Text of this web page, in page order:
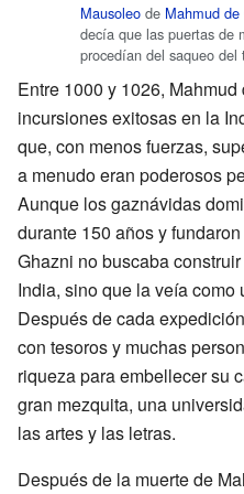
Mausoleo de Mahmud de
decía que las puertas de
procedían del saqueo
Entre 1000 y 1026,
incursiones exitosas en la
que, con menos fuerzas,
a menudo eran poderosos
Aunque los gaznávidas
durante 150 años y fundaron
Ghazni no buscaba
India, sino que la veía como
Después de cada
con tesoros y muchas
riqueza para embellecer su
gran mezquita, una
las artes y las letras.
Después de la muerte de